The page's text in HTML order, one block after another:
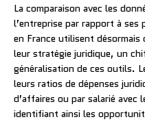
La comparaison avec les
l’entreprise par rapport à
en France utilisent
leur stratégie juridique, un
généralisation de ces outils.
leurs ratios de dépenses
d’affaires ou par salarié avec
identifiant ainsi les